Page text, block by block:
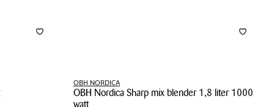
OBH NORDICA
OBH Nordica Sharp mix blender 1,8 liter 1000
watt
Pris
Pris
799,95 kr.